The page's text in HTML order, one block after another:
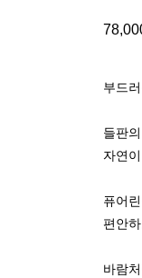
부드
들판
자연
퓨어
편안
바람